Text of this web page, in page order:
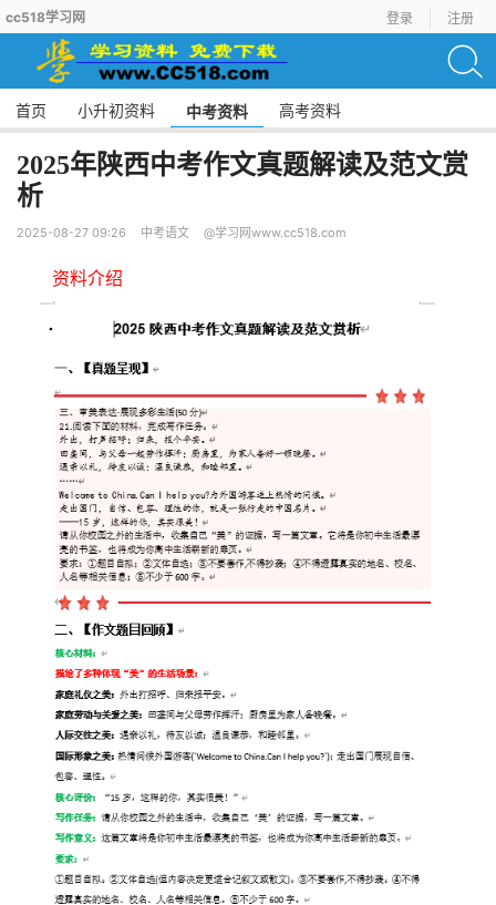
cc518学习网 登录 注册
首页 小升初资料 中考资料 高考资料
2025年陕西中考作文真题解读及范文赏
析
2025-08-27 09:26 中考语文 @学习网www.cc518.com
资料介绍